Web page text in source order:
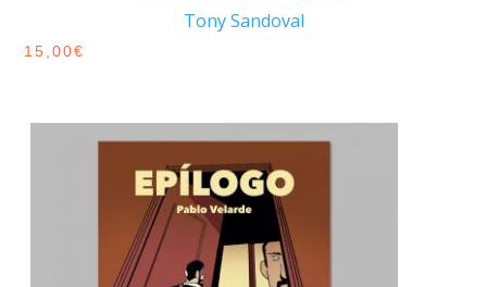
Tony Sandoval
15,00€